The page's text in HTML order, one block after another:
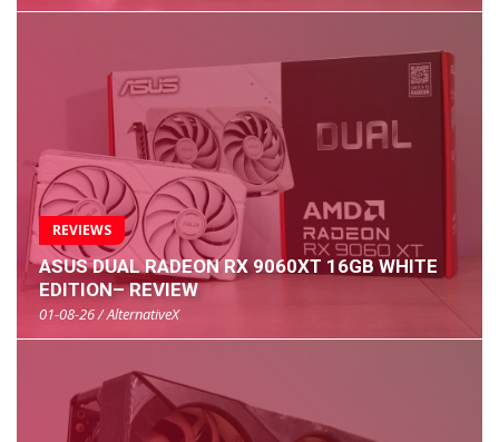
REVIEWS
ASUS DUAL RADEON RX 9060XT 16GB WHITE
EDITION– REVIEW
01-08-26 / AlternativeX